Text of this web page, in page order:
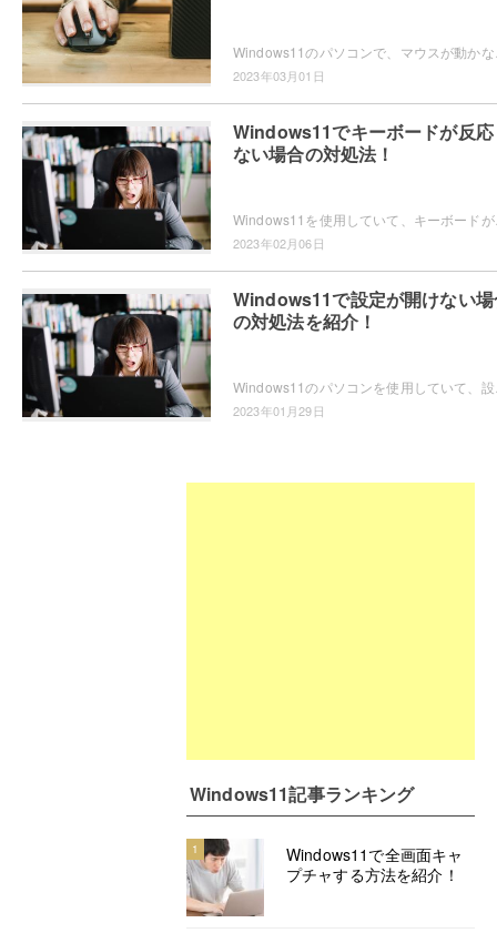
2023年03月01日
Windows11でキーボードが反
ない場合の対処法！
Windows11を使用していて、キー
2023年02月06日
Windows11で設定が開けない
の対処法を紹介！
2023年01月29日
Windows11記事ランキング
1
Windows11で全画面キャ
プチャする方法を紹介！